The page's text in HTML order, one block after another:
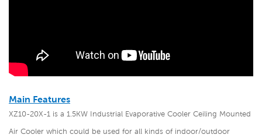
Main Features
XZ10-20X-1 is a 1.5KW Industrial Evaporative Cooler Ceiling Mounted
Air Cooler which could be used for all kinds of indoor/outdoor